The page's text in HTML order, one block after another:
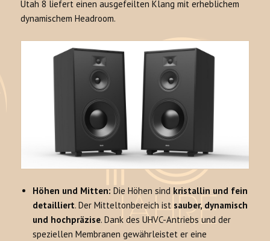
Utah 8 liefert einen ausgefeilten Klang mit erheblichem
dynamischem Headroom.
Höhen und Mitten: Die Höhen sind kristallin und fein
detailliert. Der Mitteltonbereich ist sauber, dynamisch
und hochpräzise. Dank des UHVC-Antriebs und der
speziellen Membranen gewährleistet er eine